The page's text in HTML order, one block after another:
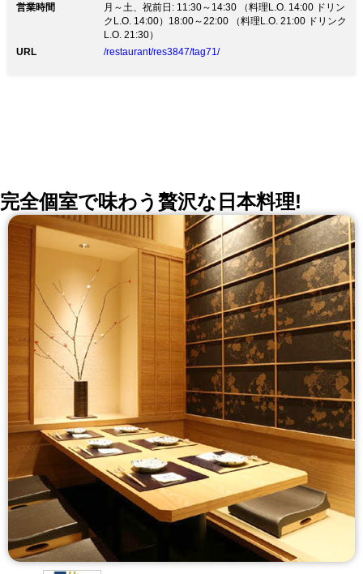
しており、一人一鍋でのお食事になりますので、 色々
な面での心配はなく、しゃぶしゃぶをご堪能頂けます。
それに伴い、席間隔を空けてご案内しているため、ご来
店の制限もさせて頂いてますので、ご理解、ご了承のほ
営業時間
月～土、祝前日: 11:30～14:30 （料理L.O. 14:00 ドリン
クL.O. 14:00）18:00～22:00 （料理L.O. 21:00 ドリンク
L.O. 21:30）
URL
/restaurant/res3847/tag71/
完全個室で味わう贅沢な日本料理!